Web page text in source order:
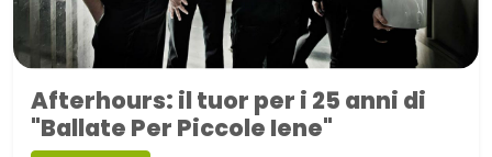
Afterhours: il tuor per i 25 anni di
"Ballate Per Piccole Iene"